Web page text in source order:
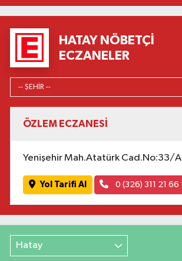
HATAY NÖBETÇI
ECZANELER
ÖZLEM ECZANESİ
Yenişehir Mah.Atatürk Cad.No:33/A
Yol Tarifi Al 0 (326) 311 21 66
Hatay